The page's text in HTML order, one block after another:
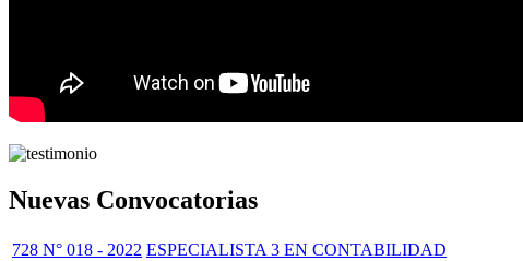
Nuevas Convocatorias
728 N° 018 - 2022 ESPECIALISTA 3 EN CONTABILIDAD